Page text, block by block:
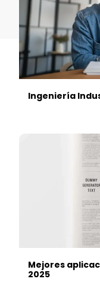
Ingeniería
Mejores
2025